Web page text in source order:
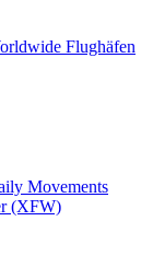
Flughäfen
Movements
(XFW)